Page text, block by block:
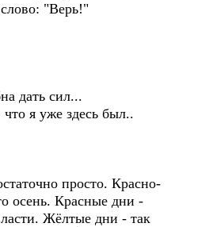
"Верь!"
дать сил...
я уже здесь был..
просто. Красно-
осень. Красные дни -
Жёлтые дни - так